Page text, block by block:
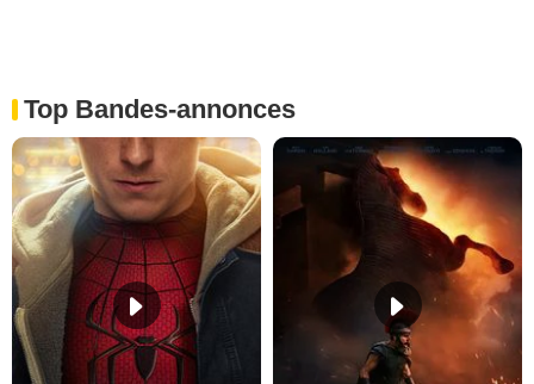
Top Bandes-annonces